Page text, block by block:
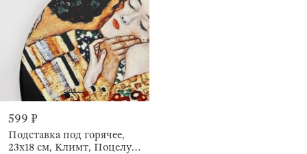
599 ₽
Подставка под горячее,
23х18 см, Климт, Поцелуй,